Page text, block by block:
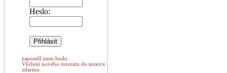
Heslo:
zapoměl jsem heslo.
Vložení nového inzerátu do inzerce
zdarma.